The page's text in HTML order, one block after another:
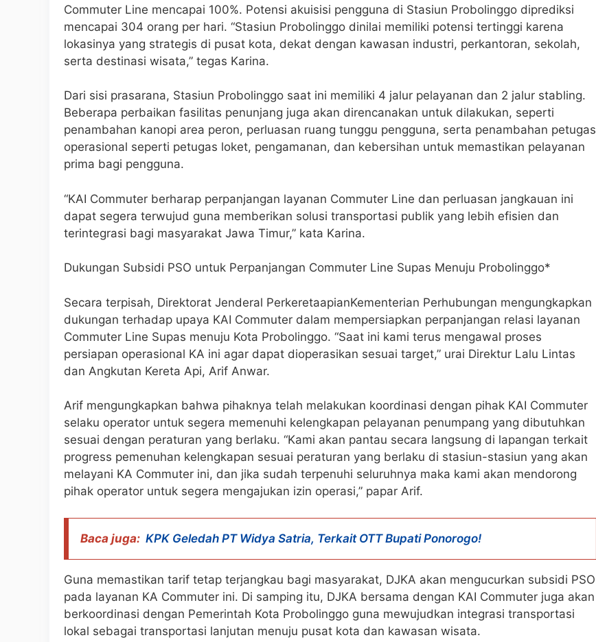
Commuter Line mencapai 100%. Potensi akuisisi pengguna di Stasiun Probolinggo diprediksi
mencapai 304 orang per hari. “Stasiun Probolinggo dinilai memiliki potensi tertinggi karena
lokasinya yang strategis di pusat kota, dekat dengan kawasan industri, perkantoran, sekolah,
serta destinasi wisata,” tegas Karina.
Dari sisi prasarana, Stasiun Probolinggo saat ini memiliki 4 jalur pelayanan dan 2 jalur stabling.
Beberapa perbaikan fasilitas penunjang juga akan direncanakan untuk dilakukan, seperti
penambahan kanopi area peron, perluasan ruang tunggu pengguna, serta penambahan petugas
operasional seperti petugas loket, pengamanan, dan kebersihan untuk memastikan pelayanan
prima bagi pengguna.
“KAI Commuter berharap perpanjangan layanan Commuter Line dan perluasan jangkauan ini
dapat segera terwujud guna memberikan solusi transportasi publik yang lebih efisien dan
terintegrasi bagi masyarakat Jawa Timur,” kata Karina.
Dukungan Subsidi PSO untuk Perpanjangan Commuter Line Supas Menuju Probolinggo*
Secara terpisah, Direktorat Jenderal PerkeretaapianKementerian Perhubungan mengungkapkan
dukungan terhadap upaya KAI Commuter dalam mempersiapkan perpanjangan relasi layanan
Commuter Line Supas menuju Kota Probolinggo. “Saat ini kami terus mengawal proses
persiapan operasional KA ini agar dapat dioperasikan sesuai target,” urai Direktur Lalu Lintas
dan Angkutan Kereta Api, Arif Anwar.
Arif mengungkapkan bahwa pihaknya telah melakukan koordinasi dengan pihak KAI Commuter
selaku operator untuk segera memenuhi kelengkapan pelayanan penumpang yang dibutuhkan
sesuai dengan peraturan yang berlaku. “Kami akan pantau secara langsung di lapangan terkait
progress pemenuhan kelengkapan sesuai peraturan yang berlaku di stasiun-stasiun yang akan
melayani KA Commuter ini, dan jika sudah terpenuhi seluruhnya maka kami akan mendorong
pihak operator untuk segera mengajukan izin operasi,” papar Arif.
Baca juga: KPK Geledah PT Widya Satria, Terkait OTT Bupati Ponorogo!
Guna memastikan tarif tetap terjangkau bagi masyarakat, DJKA akan mengucurkan subsidi PSO
pada layanan KA Commuter ini. Di samping itu, DJKA bersama dengan KAI Commuter juga akan
berkoordinasi dengan Pemerintah Kota Probolinggo guna mewujudkan integrasi transportasi
lokal sebagai transportasi lanjutan menuju pusat kota dan kawasan wisata.